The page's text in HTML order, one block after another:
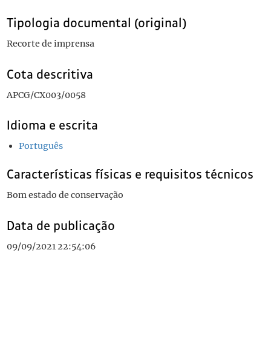
Tipologia documental (original)
Recorte de imprensa
Cota descritiva
APCG/CX003/0058
Idioma e escrita
Português
Características físicas e requisitos técnicos
Bom estado de conservação
Data de publicação
09/09/2021 22:54:06